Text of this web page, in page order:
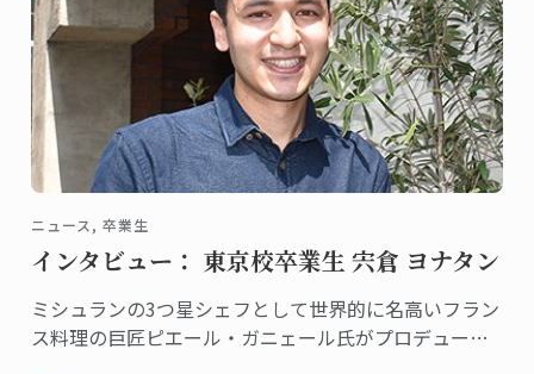
ニュース, 卒業生
インタビュー： 東京校卒業生 宍倉 ヨナタン
ミシュランの3つ星シェフとして世界的に名高いフラン
ス料理の巨匠ピエール・ガニェール氏がプロデュース